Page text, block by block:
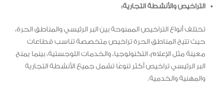
التراخيص والأنشطة التجارية:
تختلف أنواع التراخيص الممنوحة بين البر الرئيسي والمناطق الحرة،
حيث تتيح المناطق الحرة تراخيص متخصصة تناسب قطاعات
معينة مثل الإعلام، التكنولوجيا، والخدمات اللوجستية، بينما يمنح
البر الرئيسي تراخيص أكثر تنوعًا تشمل جميع الأنشطة التجارية
والمهنية والخدمية.